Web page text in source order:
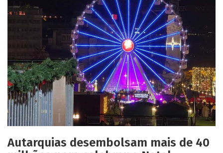
Autarquias desembolsam mais de 40